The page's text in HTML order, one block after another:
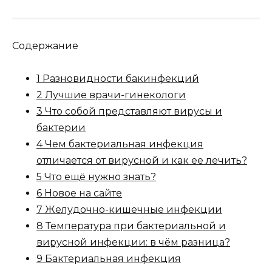
Содержание
1 Разновидности бакинфекций
2 Лучшие врачи-гинекологи
3 Что собой представляют вирусы и
бактерии
4 Чем бактериальная инфекция
отличается от вирусной и как ее лечить?
5 Что ещё нужно знать?
6 Новое на сайте
7 Желудочно-кишечные инфекции
8 Температура при бактериальной и
вирусной инфекции: в чём разница?
9 Бактериальная инфекция